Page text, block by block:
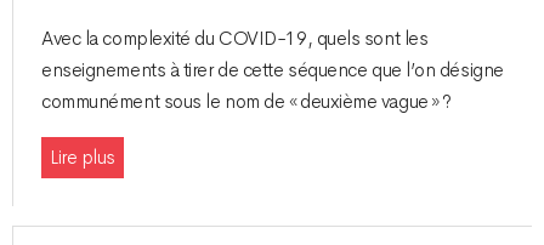
Avec la complexité du COVID-19, quels sont les
enseignements à tirer de cette séquence que l’on désigne
communément sous le nom de « deuxième vague » ?
Lire plus